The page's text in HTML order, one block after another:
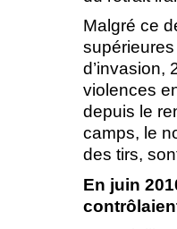
Malgré ce
d’invasion,
violences
depuis le
camps, le
des tirs,
En juin